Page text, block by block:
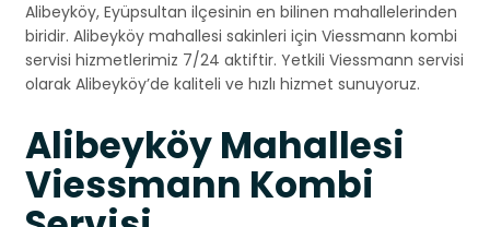
Alibeyköy, Eyüpsultan ilçesinin en bilinen mahallelerinden
biridir. Alibeyköy mahallesi sakinleri için Viessmann kombi
servisi hizmetlerimiz 7/24 aktiftir. Yetkili Viessmann servisi
olarak Alibeyköy’de kaliteli ve hızlı hizmet sunuyoruz.
Alibeyköy Mahallesi
Viessmann Kombi